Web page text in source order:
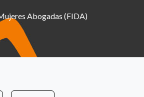
Abogadas (FIDA)